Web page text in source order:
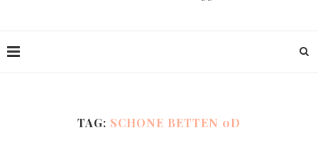
TAG: SCHONE BETTEN 0D